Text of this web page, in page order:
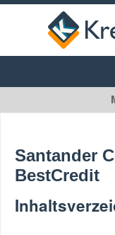
Santander
BestCredit